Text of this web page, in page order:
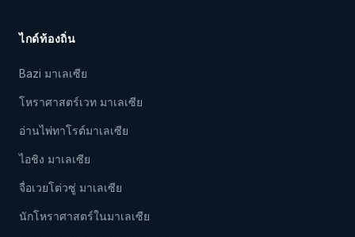
ไกด์ท้องถิ่น
Bazi มาเลเซีย
โหราศาสตร์เวท มาเลเซีย
อ่านไพ่ทาโรต์มาเลเซีย
ไอชิง มาเลเซีย
จื่อเวยโต่วซู่ มาเลเซีย
นักโหราศาสตร์ในมาเลเซีย